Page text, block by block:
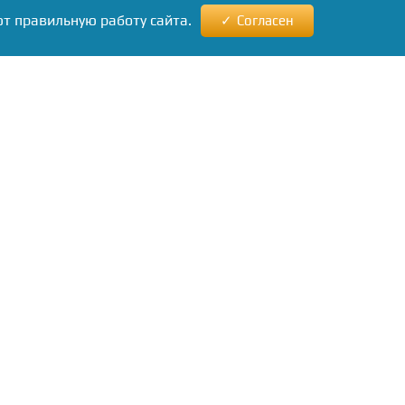
правильную работу сайта. Согласен